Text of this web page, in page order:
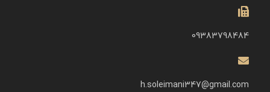
09383798484
h.soleimani347@gmail.com